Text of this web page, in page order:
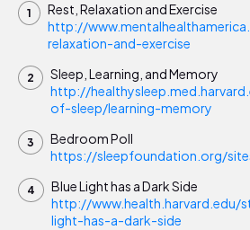
Rest, Relaxation and Exercise
http://
relaxation-and-exercise
Sleep, Learning, and Memory
http://
of-sleep/learning-memory
Bedroom Poll
https://sleepfoundation.org/
Blue Light has a Dark Side
http://www.health.harvard.edu/
light-has-a-dark-side